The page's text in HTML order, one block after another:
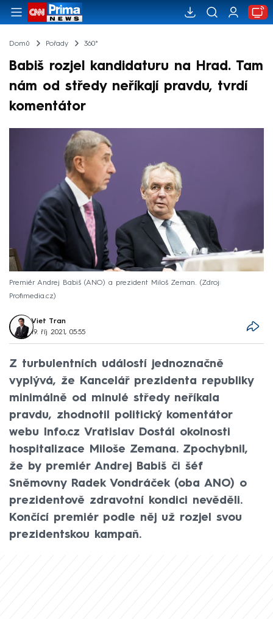
Domů Pořady 360°
Babiš rozjel kandidaturu na Hrad. Tam
nám od středy neříkají pravdu, tvrdí
komentátor
Premiér Andrej Babiš (ANO) a prezident Miloš Zeman.
Zdroj:
Profimedia.cz
Viet Tran
19. říj 2021, 05:55
Z turbulentních událostí jednoznačně
vyplývá, že Kancelář prezidenta republiky
minimálně od minulé středy neříkala
pravdu, zhodnotil politický komentátor
webu Info.cz Vratislav Dostál okolnosti
hospitalizace Miloše Zemana. Zpochybnil,
že by premiér Andrej Babiš či šéf
Sněmovny Radek Vondráček (oba ANO) o
prezidentově zdravotní kondici nevěděli.
Končící premiér podle něj už rozjel svou
prezidentskou kampaň.